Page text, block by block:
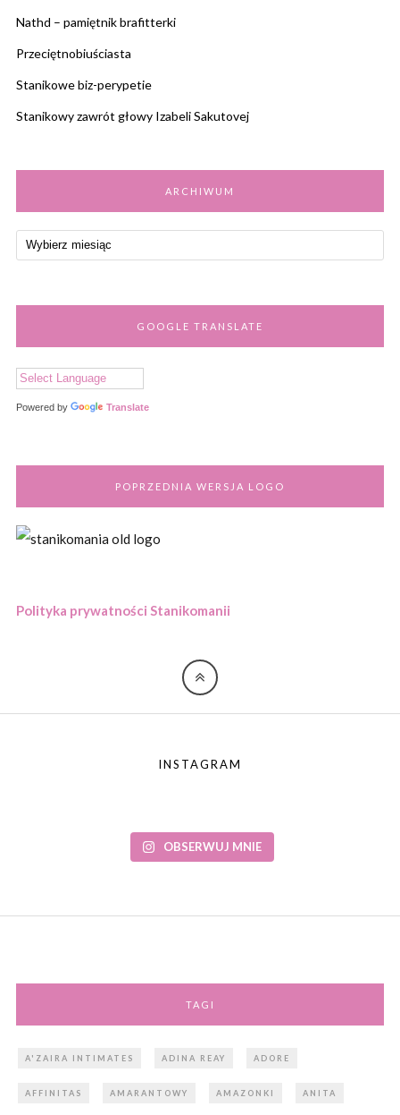
Nathd – pamiętnik brafitterki
Przeciętnobiuściasta
Stanikowe biz-perypetie
Stanikowy zawrót głowy Izabeli Sakutovej
ARCHIWUM
GOOGLE TRANSLATE
Powered by Translate
POPRZEDNIA WERSJA LOGO
Polityka prywatności Stanikomanii
INSTAGRAM
OBSERWUJ MNIE
TAGI
A'ZAIRA INTIMATES ADINA REAY ADORE
AFFINITAS AMARANTOWY AMAZONKI ANITA